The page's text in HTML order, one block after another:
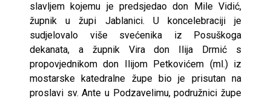
slavljem kojemu je predsjedao don Mile Vidić,
župnik u župi Jablanici. U koncelebraciji je
sudjelovalo više svećenika iz Posuškoga
dekanata, a župnik Vira don Ilija Drmić s
propovjednikom don Ilijom Petkovićem (ml.) iz
mostarske katedralne župe bio je prisutan na
proslavi sv. Ante u Podzavelimu, podružnici župe